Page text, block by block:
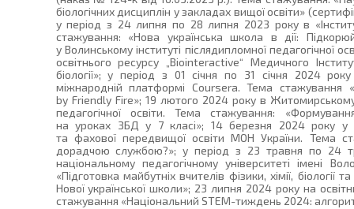
біологічних дисциплін у закладах вищої освіти»
у період з 24 липня по 28 липня 2023 року в
стажування: «Нова українська школа в дії:
у Волинському інституті післядипломної педагогічної
освітнього ресурсу „Biointeractive“ Медичного
біології»; у період з 01 січня по 31 січня 2024
міжнародній платформі Coursera. Тема стажування
by Friendly Fire»; 19 лютого 2024 року в Житомирському
педагогічної освіти. Тема стажування:
на уроках ЗБД у 7 класі»; 14 березня 2024 року у
та фахової передвищої освіти МОН України. Тема
дорадчою службою?»; у період з 23 травня по 24
національному педагогічному університеті імені
«Підготовка майбутніх вчителів фізики, хімії,
Нової української школи»; 23 липня 2024 року на
стажування «Національний STEM-тиждень 2024: